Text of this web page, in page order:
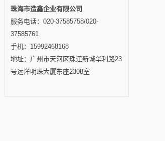
珠海市造鑫企业有限公司
服务电话：020-37585758/020-
37585761
手机：15992468168
地址：广州市天河区珠江新城华利路23
号远洋明珠大厦东座2308室